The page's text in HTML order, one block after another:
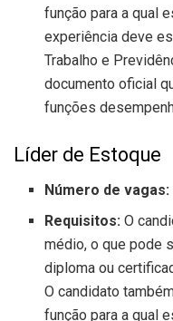
função para a qual
experiência deve
Trabalho e
documento oficial
funções
Líder de Estoque
Número de vagas:
Requisitos: O
médio, o que pode
diploma ou
O candidato
função para a qual